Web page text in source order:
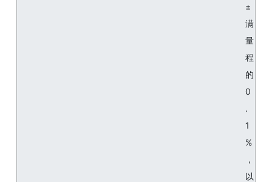
±
满
量
程
的
0
.
1
%
，
以